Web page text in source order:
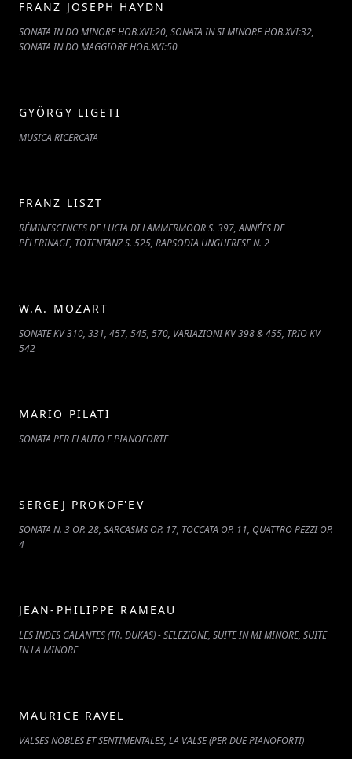
FRANZ JOSEPH HAYDN
SONATA IN DO MINORE HOB.XVI:20, SONATA IN SI MINORE HOB.XVI:32,
SONATA IN DO MAGGIORE HOB.XVI:50
GYÖRGY LIGETI
MUSICA RICERCATA
FRANZ LISZT
RÉMINESCENCES DE LUCIA DI LAMMERMOOR S. 397, ANNÉES DE
PÈLERINAGE, TOTENTANZ S. 525, RAPSODIA UNGHERESE N. 2
W.A. MOZART
SONATE KV 310, 331, 457, 545, 570, VARIAZIONI KV 398 & 455, TRIO KV
542
MARIO PILATI
SONATA PER FLAUTO E PIANOFORTE
SERGEJ PROKOF'EV
SONATA N. 3 OP. 28, SARCASMS OP. 17, TOCCATA OP. 11, QUATTRO PEZZI OP.
4
JEAN-PHILIPPE RAMEAU
LES INDES GALANTES (TR. DUKAS) - SELEZIONE, SUITE IN MI MINORE, SUITE
IN LA MINORE
MAURICE RAVEL
VALSES NOBLES ET SENTIMENTALES, LA VALSE (PER DUE PIANOFORTI)